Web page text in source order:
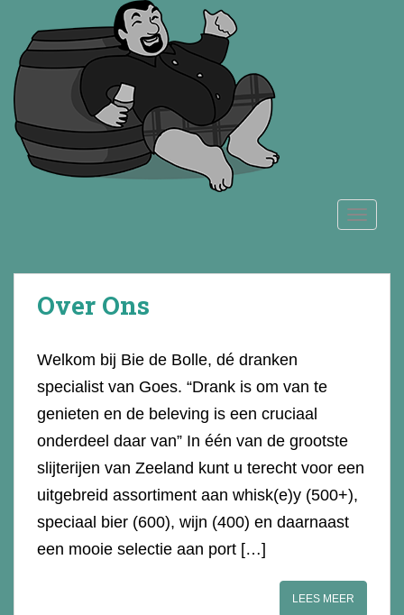
Over Ons
Welkom bij Bie de Bolle, dé dranken
specialist van Goes. “Drank is om van te
genieten en de beleving is een cruciaal
onderdeel daar van” In één van de grootste
slijterijen van Zeeland kunt u terecht voor een
uitgebreid assortiment aan whisk(e)y (500+),
speciaal bier (600), wijn (400) en daarnaast
een mooie selectie aan port […]
LEES MEER